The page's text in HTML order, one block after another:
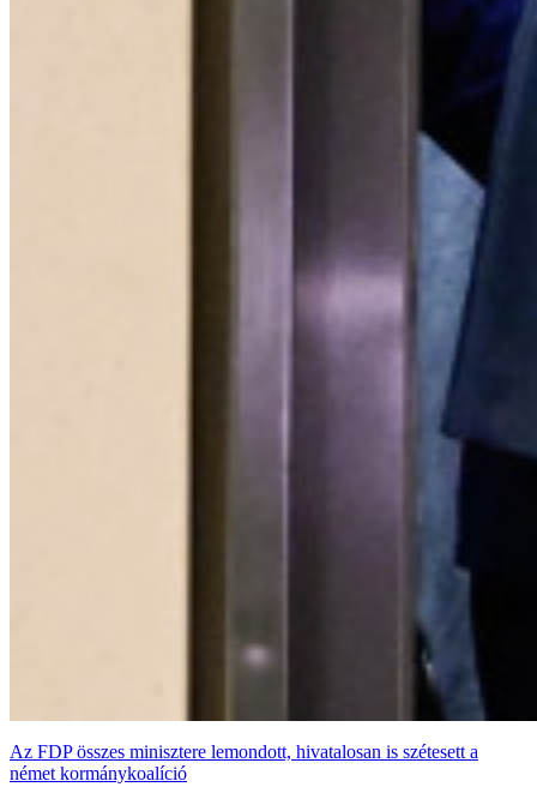
Az FDP összes minisztere lemondott, hivatalosan is szétesett a
német kormánykoalíció